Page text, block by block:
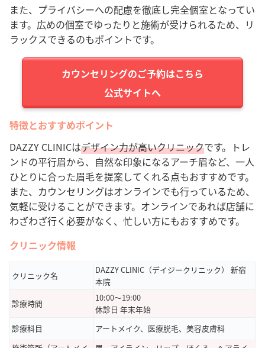
また、プライバシーへの配慮を徹底し完全個室となってい
ます。広めの個室でゆったりと施術が受けられるため、リ
ラックスできるのもポイントです。
公式サイトへ
特徴とおすすめポイント
DAZZY CLINICはデザイン力が高いクリニックです。
トレ
ンドの平行眉から、自然な印象になるアーチ眉など、一人
ひとりに合った眉毛を提案してくれる点もおすすめです。
また、 カウンセリングはオンラインでも行っているため、
気軽に受けることができます。 オンラインであれば店舗に
わざわざ行く必要がなく、忙しい方にもおすすめです。
クリニック情報
クリニック名
DAZZY CLINIC（デイジークリニック） 新宿
本院
診療時間
10:00〜19:00
休診日 年末年始
診療科目
アートメイク、医療脱毛、美容皮膚科